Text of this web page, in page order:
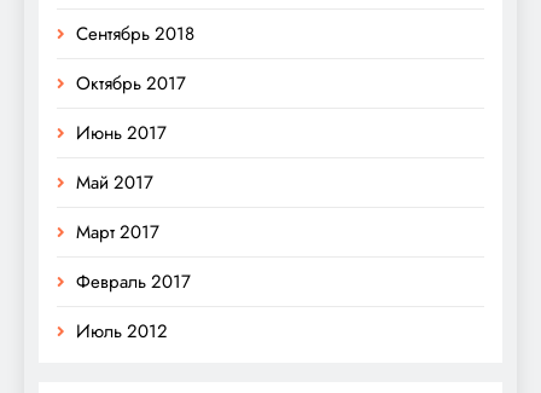
Сентябрь 2018
Октябрь 2017
Июнь 2017
Май 2017
Март 2017
Февраль 2017
Июль 2012